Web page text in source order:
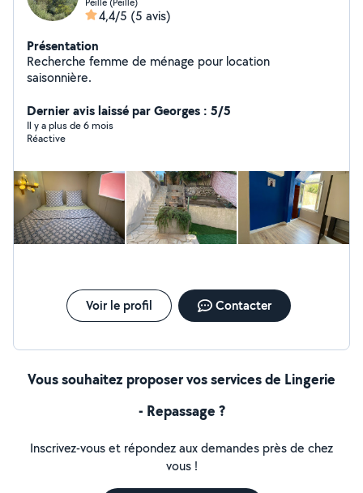
4,4/5 (5 avis)
Présentation
Recherche femme de ménage pour location
saisonnière.
Dernier avis laissé par Georges : 5/5
Il y a plus de 6 mois
Réactive
Voir le profil Contacter
Vous souhaitez proposer vos services de Lingerie
- Repassage ?
Inscrivez-vous et répondez aux demandes près de chez
vous !